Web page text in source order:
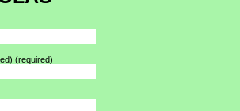
(required)